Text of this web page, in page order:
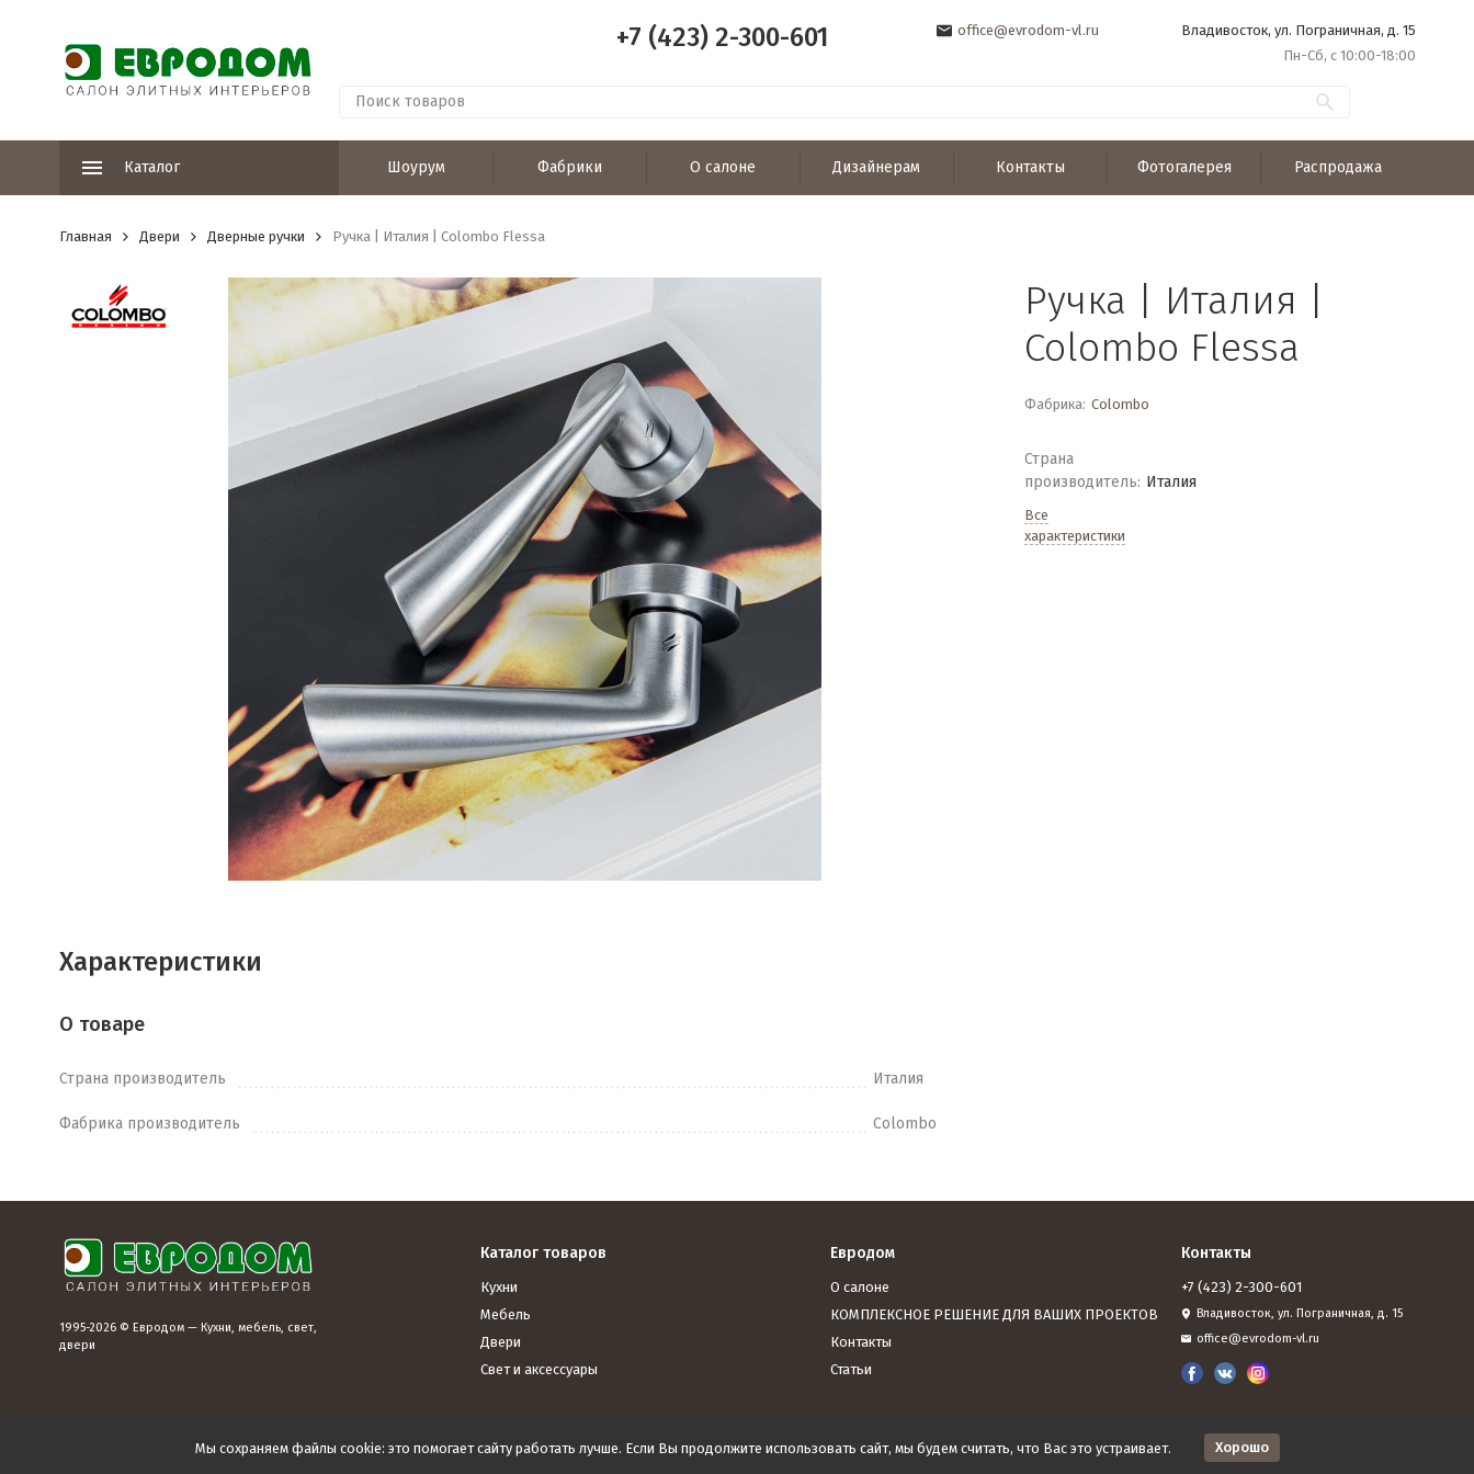
+7 (423) 2-300-601 office@evrodom-vl.ru
Владивосток, ул. Пограничная, д. 15
Пн-Сб, с 10:00-18:00
Каталог Шоурум Фабрики О салоне Дизайнерам Контакты Фотогалерея Распродажа
Главная Двери Дверные ручки Ручка | Италия | Colombo Flessa
Ручка | Италия |
Colombo Flessa
Фабрика: Colombo
Страна
производитель: Италия
Все
характеристики
Характеристики
О товаре
Страна производитель Италия
Фабрика производитель Colombo
1995-2026 © Евродом — Кухни, мебель, свет,
двери
Каталог товаров
Кухни
Мебель
Двери
Свет и аксессуары
Евродом
О салоне
КОМПЛЕКСНОЕ РЕШЕНИЕ ДЛЯ ВАШИХ ПРОЕКТОВ
Контакты
Статьи
Контакты
+7 (423) 2-300-601
Владивосток, ул. Пограничная, д. 15
office@evrodom-vl.ru
Мы сохраняем файлы cookie: это помогает сайту работать лучше. Если Вы продолжите использовать сайт, мы будем считать, что Вас это устраивает. Хорошо